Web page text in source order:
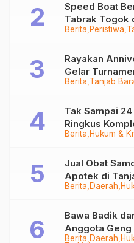
Berita Peristiwa
Speed Boat
Tabrak Togok
Sempat Hilang
Berita Tanjab
Rayakan
Gelar
Juta
Berita Hukum &
Tak Sampai
Ringkus
Tungkal
Berita Daerah
Jual Obat
Apotek di
Berita Daerah
Bawa Badik
Anggota